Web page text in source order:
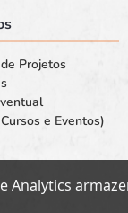
Projetos
e Eventos)